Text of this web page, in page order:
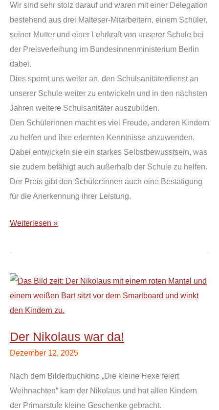
Wir sind sehr stolz darauf und waren mit einer Delegation
bestehend aus drei Malteser-Mitarbeitern, einem Schüler,
seiner Mutter und einer Lehrkraft von unserer Schule bei
der Preisverleihung im Bundesinnenministerium Berlin
dabei.
Dies spornt uns weiter an, den Schulsanitäterdienst an
unserer Schule weiter zu entwickeln und in den nächsten
Jahren weitere Schulsanitäter auszubilden.
Den Schülerinnen macht es viel Freude, anderen Kindern
zu helfen und ihre erlernten Kenntnisse anzuwenden.
Dabei entwickeln sie ein starkes Selbstbewusstsein, was
sie zudem befähigt auch außerhalb der Schule zu helfen.
Der Preis gibt den Schüler:innen auch eine Bestätigung
für die Anerkennung ihrer Leistung.
Weiterlesen »
Der Nikolaus war da!
Dezember 12, 2025
Nach dem Bilderbuchkino „Die kleine Hexe feiert
Weihnachten“ kam der Nikolaus und hat allen Kindern
der Primarstufe kleine Geschenke gebracht.
Der
Nikolaus
war